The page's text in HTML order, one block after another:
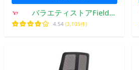
バラエティストアField
Yahoo!店
4.54(3,105件)